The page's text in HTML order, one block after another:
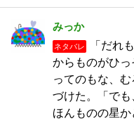
みっか
ネタバレ
「だれ
からものがひっ
ってのもな、
づけた。「で
ほんものの星